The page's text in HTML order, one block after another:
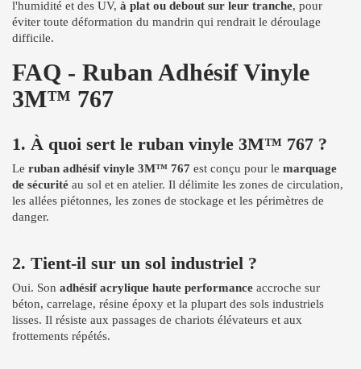
l'humidité et des UV, à plat ou debout sur leur tranche, pour
éviter toute déformation du mandrin qui rendrait le déroulage
difficile.
FAQ - Ruban Adhésif Vinyle
3M™ 767
1. À quoi sert le ruban vinyle 3M™ 767 ?
Le ruban adhésif vinyle 3M™ 767 est conçu pour le marquage
de sécurité au sol et en atelier. Il délimite les zones de circulation,
les allées piétonnes, les zones de stockage et les périmètres de
danger.
2. Tient-il sur un sol industriel ?
Oui. Son adhésif acrylique haute performance accroche sur
béton, carrelage, résine époxy et la plupart des sols industriels
lisses. Il résiste aux passages de chariots élévateurs et aux
frottements répétés.